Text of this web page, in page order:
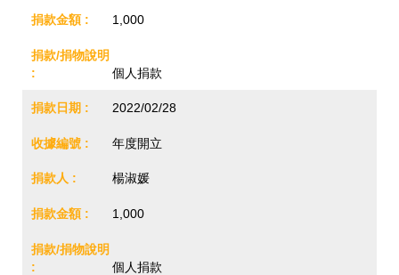
1,000
個人捐款
2022/02/28
年度開立
楊淑媛
1,000
個人捐款